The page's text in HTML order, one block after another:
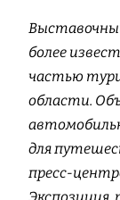
более
частью
области.
для
пресс-